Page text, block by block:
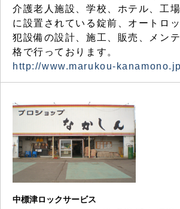
介護老人施設、学校、ホテル、工
に設置されている錠前、オートロ
犯設備の設計、施工、販売、メン
格で行っております。
http://www.marukou-
中標津ロックサービス